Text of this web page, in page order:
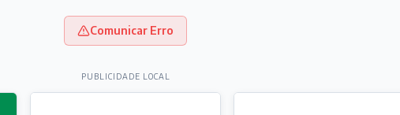
Comunicar Erro
PUBLICIDADE LOCAL